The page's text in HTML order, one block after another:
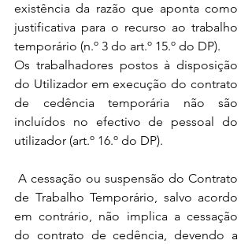
existência da razão que aponta como
justificativa para o recurso ao trabalho
temporário (n.º 3 do art.º 15.º do DP).
Os trabalhadores postos à disposição
do Utilizador em execução do contrato
de cedência temporária não são
incluídos no efectivo de pessoal do
utilizador (art.º 16.º do DP).
A cessação ou suspensão do Contrato
de Trabalho Temporário, salvo acordo
em contrário, não implica a cessação
do contrato de cedência, devendo a